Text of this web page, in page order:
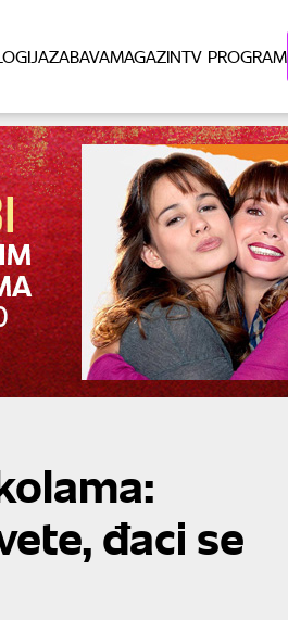
ZABAVAMAGAZINTV PROGRAM
đaci se